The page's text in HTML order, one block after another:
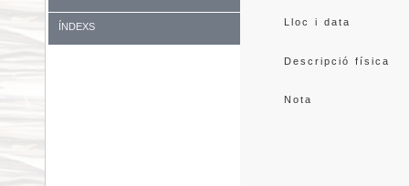
ÍNDEXS Lloc i data
Descripció física
Nota